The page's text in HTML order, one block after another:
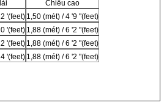
Chiều cao
'(feet) 1,50 (mét) / 4 '9 "(feet)
'(feet) 1,88 (mét) / 6 '2 "(feet)
'(feet) 1,88 (mét) / 6 '2 "(feet)
'(feet) 1,88 (mét) / 6 '2 "(feet)